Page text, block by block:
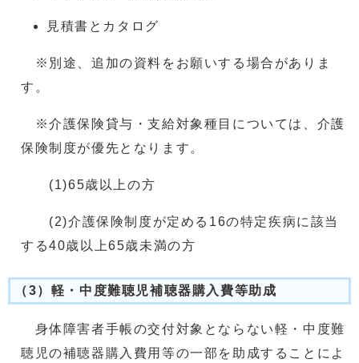
見積書とカタログ
※別途、追加の資料をお願いする場合がありま
す。
※介護保険貸与・支給対象種目については、介護
保険制度が優先となります。
(1)65歳以上の方
(2)介護保険制度が定める16の特定疾病に該当
する40歳以上65歳未満の方
（3）軽・中度難聴児補聴器購入費等助成
身体障害者手帳の交付対象とならない軽・中度難
聴児の補聴器購入費用等の一部を助成することによ